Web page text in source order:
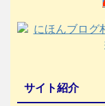
サイト紹介